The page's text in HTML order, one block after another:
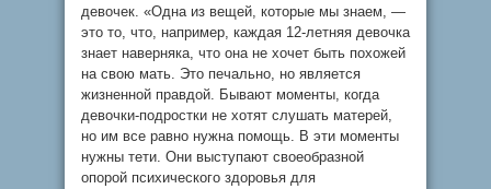
девочек. «Одна из вещей, которые мы знаем, —
это то, что, например, каждая 12-летняя девочка
знает наверняка, что она не хочет быть похожей
на свою мать. Это печально, но является
жизненной правдой. Бывают моменты, когда
девочки-подростки не хотят слушать матерей,
но им все равно нужна помощь. В эти моменты
нужны тети. Они выступают своеобразной
опорой психического здоровья для